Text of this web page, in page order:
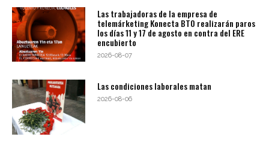
Las trabajadoras de la empresa de
telemárketing Konecta BTO realizarán paros
los días 11 y 17 de agosto en contra del ERE
encubierto
2026-08-07
Las condiciones laborales matan
2026-08-06